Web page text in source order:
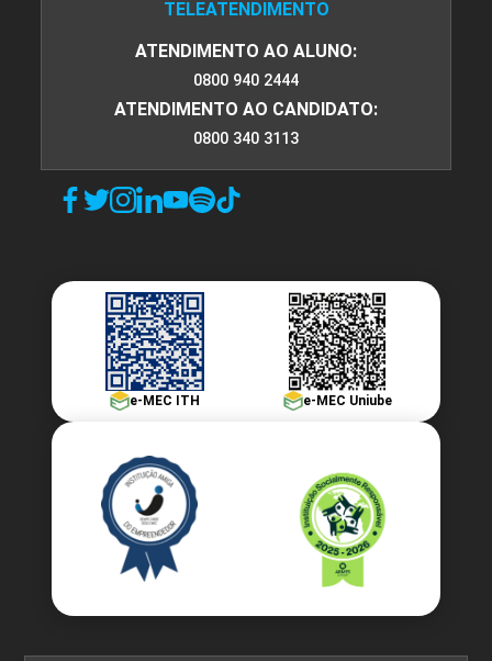
TELEATENDIMENTO
ATENDIMENTO AO ALUNO:
0800 940 2444
ATENDIMENTO AO CANDIDATO:
0800 340 3113
e-MEC ITH e-MEC Uniube